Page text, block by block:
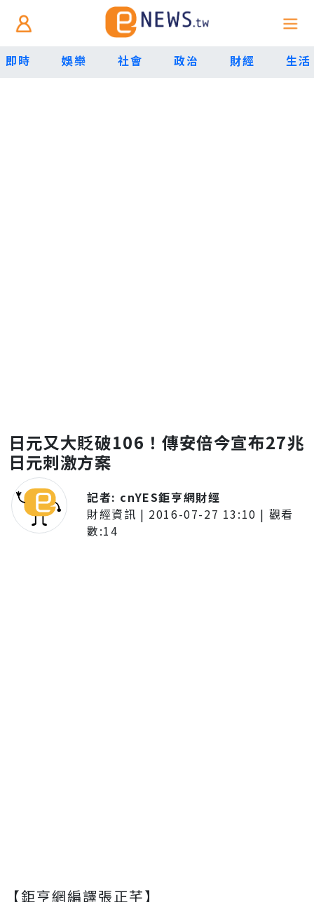
即時 娛樂 社會 政治 財經 生活
日元又大貶破106！傳安倍今宣布27兆
日元刺激方案
記者: cnYES鉅亨網財經
財經資訊 | 2016-07-27 13:10 | 觀看
數:14
【鉅亨網編譯張正芊】